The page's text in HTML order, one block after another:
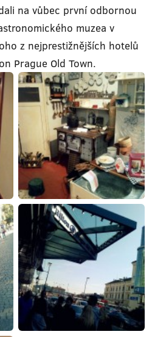
na vůbec první odbornou
muzea v
z nejprestižnějších hotelů
Prague Old Town.